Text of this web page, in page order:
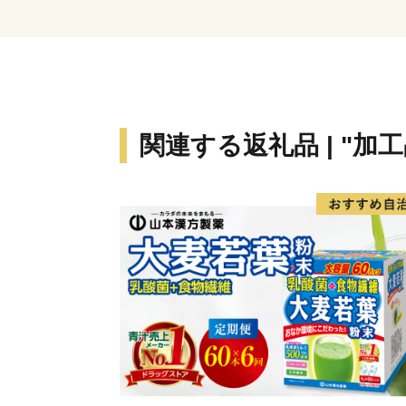
関連する返礼品 | "加